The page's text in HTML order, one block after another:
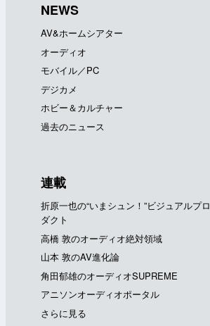
NEWS
AV&ホームシアター
オーディオ
モバイル／PC
デジカメ
ホビー＆カルチャー
過去のニュース
連載
折原一也の“いまシュン！”ビジュアルプロ
ダクト
高橋 敦のオーディオ絶対領域
山本 敦のAV進化論
角田郁雄のオーディオSUPREME
アニソンオーディオポータル
さらに見る